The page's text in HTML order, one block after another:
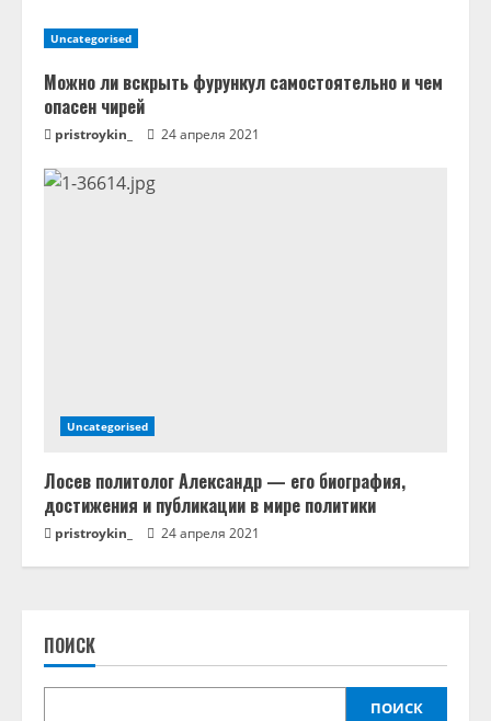
Uncategorised
Можно ли вскрыть фурункул самостоятельно и чем
опасен чирей
pristroykin_ 24 апреля 2021
Uncategorised
Лосев политолог Александр — его биография,
достижения и публикации в мире политики
pristroykin_ 24 апреля 2021
ПОИСК
ПОИСК